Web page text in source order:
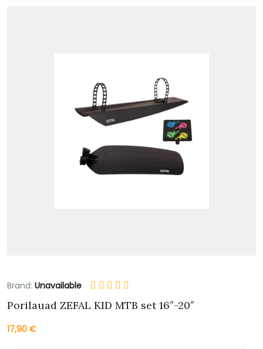
Brand: Unavailable
Porilauad ZEFAL KID MTB set 16″-20″
17,90 €